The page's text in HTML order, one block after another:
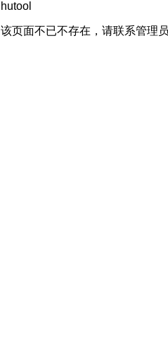
hutool
该页面不已不存在，请联系管理